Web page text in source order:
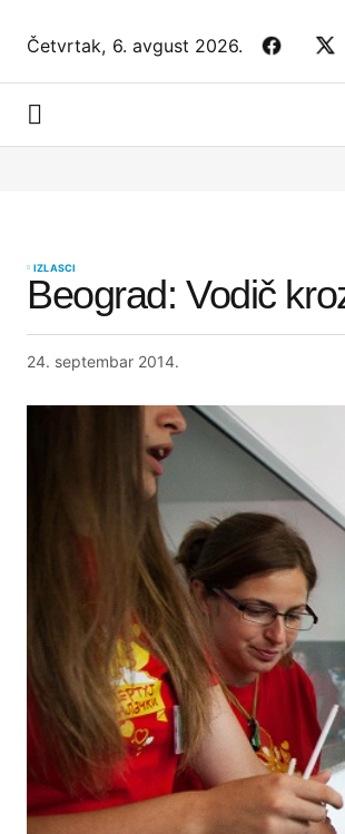
Četvrtak,6. avgust 2026.
IZLASCI
Beograd: Vodič
24. septembar 2014.